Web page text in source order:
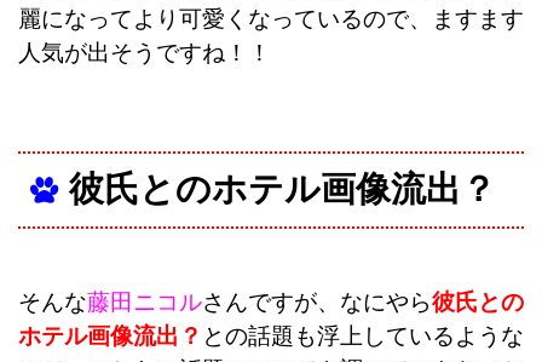
麗になってより可愛くなっているので、ますます
人気が出そうですね！！
彼氏とのホテル画像流出？
そんな藤田ニコルさんですが、なにやら彼氏との
ホテル画像流出？ との話題も浮上しているような